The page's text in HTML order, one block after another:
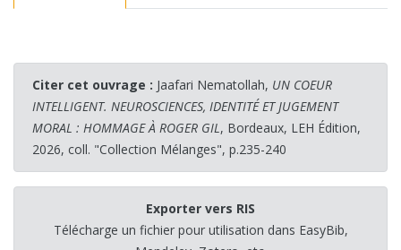
Citer cet ouvrage : Jaafari Nematollah, UN COEUR
INTELLIGENT. NEUROSCIENCES, IDENTITÉ ET JUGEMENT
MORAL : HOMMAGE À ROGER GIL, Bordeaux, LEH Édition,
2026, coll. "Collection Mélanges", p.235-240
Exporter vers RIS
Télécharge un fichier pour utilisation dans EasyBib,